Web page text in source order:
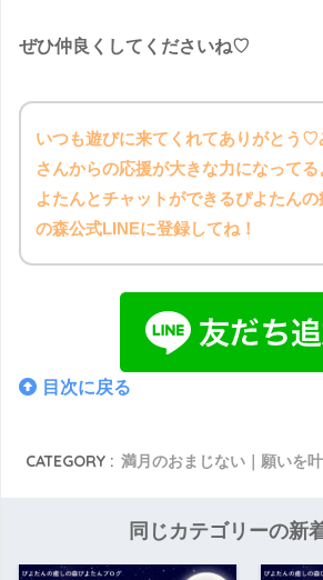
ぜひ仲良くしてくださいね♡
いつも遊びに来てくれてありがとう♡
さんからの応援が大きな力になってる
よたんとチャットができるぴよたんの
の森公式LINEに登録してね！
目次に戻る
CATEGORY : 満月のおまじない｜願いを
同じカテゴリーの新